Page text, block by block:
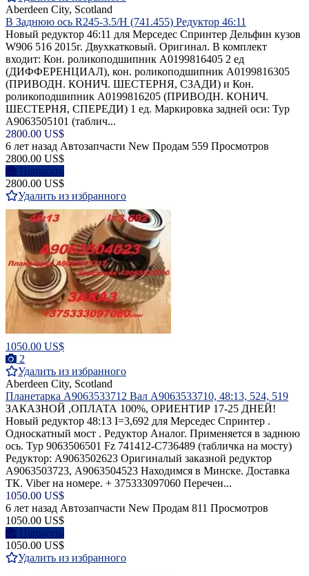
Aberdeen City, Scotland
В Заднюю ось R245-3.5/H (741.455) Редуктор 46:11
Новый редуктор 46:11 для Мерседес Спринтер Дельфин кузов
W906 516 2015г. Двухкатковый. Оригинал. В комплект
входит: Кон. роликоподшипник A0199816405 2 ед
(ДИФФЕРЕНЦИАЛ), кон. роликоподшипник A0199816305
(ПРИВОДН. КОНИЧ. ШЕСТЕРНЯ, СЗАДИ) и Кон.
роликоподшипник A0199816205 (ПРИВОДН. КОНИЧ.
ШЕСТЕРНЯ, СПЕРЕДИ) 1 ед. Маркировка задней оси: Typ
A9063505101 (таблич...
2800.00 US$
6 лет назад Автозапчасти New Продам 559 Просмотров
2800.00 US$
Написать
2800.00 US$
Удалить из избранного
1050.00 US$
2
Удалить из избранного
Aberdeen City, Scotland
Планетарка A9063533712 Вал A9063533710, 48:13, 524, 519
ЗАКАЗНОЙ ,ОПЛАТА 100%, ОРИЕНТИР 17-25 ДНЕЙ!
Новый редуктор 48:13 I=3,692 для Мерседес Спринтер .
Односкатный мост . Редуктор Аналог. Применяется в заднюю
ось. Typ 9063506501 Fz 741412-С736489 (табличка на мосту)
Редуктор: A9063502623 Оригиналый заказной редуктор
A9063503723, А9063504523 Находимся в Минске. Доставка
ТК. Viber на номере. + 375333097060 Перечен...
1050.00 US$
6 лет назад Автозапчасти New Продам 811 Просмотров
1050.00 US$
Написать
1050.00 US$
Удалить из избранного